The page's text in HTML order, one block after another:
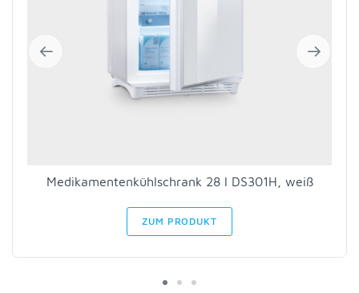
Medikamentenkühlschrank 28 l DS301H, weiß
ZUM PRODUKT